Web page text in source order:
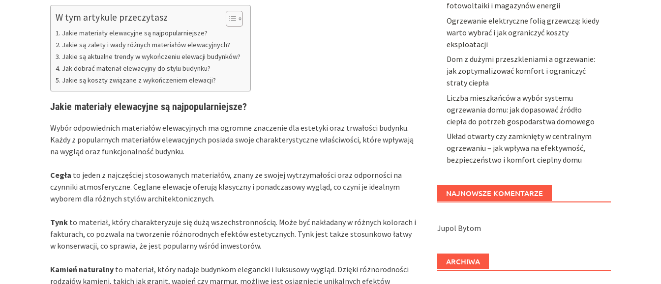
W tym artykule przeczytasz
Jakie materiały elewacyjne są najpopularniejsze?
Jakie są zalety i wady różnych materiałów elewacyjnych?
Jakie są aktualne trendy w wykończeniu elewacji budynków?
Jak dobrać materiał elewacyjny do stylu budynku?
Jakie są koszty związane z wykończeniem elewacji?
Jakie materiały elewacyjne są najpopularniejsze?
Wybór odpowiednich materiałów elewacyjnych ma ogromne znaczenie dla estetyki oraz trwałości budynku.
Każdy z popularnych materiałów elewacyjnych posiada swoje charakterystyczne właściwości, które wpływają
na wygląd oraz funkcjonalność budynku.
Cegła to jeden z najczęściej stosowanych materiałów, znany ze swojej wytrzymałości oraz odporności na
czynniki atmosferyczne. Ceglane elewacje oferują klasyczny i ponadczasowy wygląd, co czyni je idealnym
wyborem dla różnych stylów architektonicznych.
Tynk to materiał, który charakteryzuje się dużą wszechstronnością. Może być nakładany w różnych kolorach i
fakturach, co pozwala na tworzenie różnorodnych efektów estetycznych. Tynk jest także stosunkowo łatwy
w konserwacji, co sprawia, że jest popularny wśród inwestorów.
Kamień naturalny to materiał, który nadaje budynkom elegancki i luksusowy wygląd. Dzięki różnorodności
rodzajów kamieni, takich jak granit, wapień czy marmur, możliwe jest osiągnięcie unikalnych efektów
fotowoltaiki i magazynów energii
Ogrzewanie elektryczne folią grzewczą: kiedy
warto wybrać i jak ograniczyć koszty
eksploatacji
Dom z dużymi przeszkleniami a ogrzewanie:
jak zoptymalizować komfort i ograniczyć
straty ciepła
Liczba mieszkańców a wybór systemu
ogrzewania domu: jak dopasować źródło
ciepła do potrzeb gospodarstwa domowego
Układ otwarty czy zamknięty w centralnym
ogrzewaniu – jak wpływa na efektywność,
bezpieczeństwo i komfort cieplny domu
NAJNOWSZE KOMENTARZE
Jupol Bytom
ARCHIWA